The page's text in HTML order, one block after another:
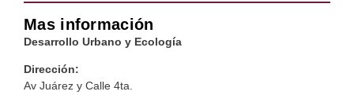
Mas información
Desarrollo Urbano y Ecología
Dirección:
Av Juárez y Calle 4ta.